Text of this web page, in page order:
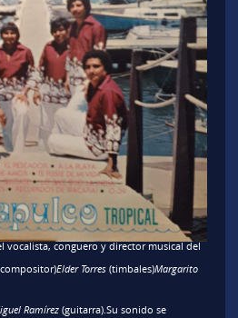
vocalista, conguero y director musical del
Elder Torres (timbales)Margarito
Ramírez (guitarra).Su sonido se